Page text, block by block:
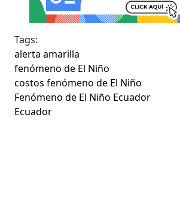
Tags:
alerta amarilla
fenómeno de El Niño
costos fenómeno de El Niño
Fenómeno de El Niño Ecuador
Ecuador